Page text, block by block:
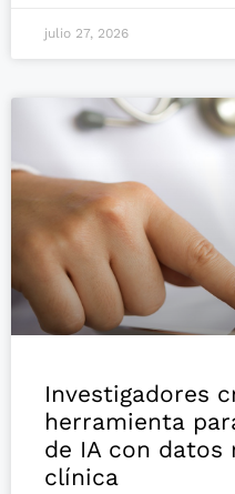
julio 27, 2026
Investigadores
herramienta
de IA con datos
clínica